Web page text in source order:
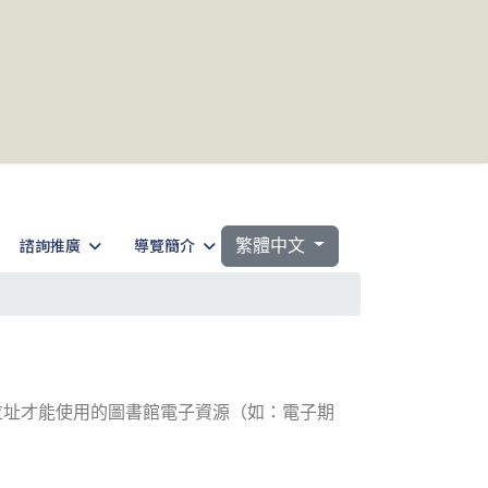
諮詢推廣 導覽簡介 選擇你的語言
繁體中文
才能使用的圖書館電子資源（如：電子期